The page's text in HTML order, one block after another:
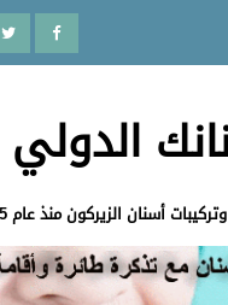
الدولي
أسنان الزيركون منذ عام 1995